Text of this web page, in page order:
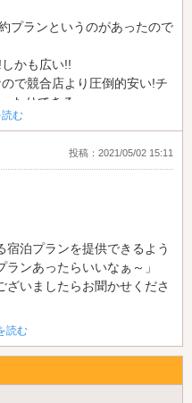
プランというのがあったので
かも広い!!
で競合店より圧倒的安い!チ
たりできる。
も充実し
メニティの種類と中身「シャ
フォーム」20時チェックイ
プーリンスとボディソープの
、もう少し種類があると便利
のところ多いので補充して頂
クインするときに使いやすく
善して頂きたいです。
ただきます。
む
投稿：2021/05/02 15:11
宿泊プランを提供できるよう
ンあったらいいなぁ～」
ざいましたらお聞かせくださ
ては、かとじゅ様のご意見を
がとうございました。
。
読む